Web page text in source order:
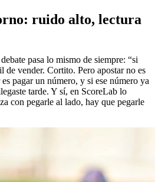
ruido alto, lectura
pasa lo mismo de siempre: “si
de vender. Cortito. Pero apostar no es
pagar un número, y si ese número ya
tarde. Y sí, en ScoreLab lo
con pegarle al lado, hay que pegarle